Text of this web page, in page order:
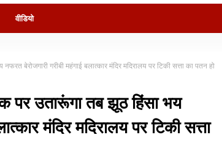
वीडियो
बेरोजगारी गरीबी महंगाई बलात्कार मंदिर मदिरालय पर टिकी सत्ता का पतन हो
उतारूंगा तब झूठ हिंसा भय
मंदिर मदिरालय पर टिकी सत्ता